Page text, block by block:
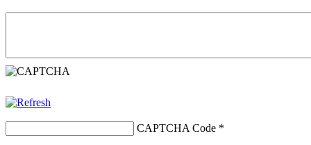
CAPTCHA Code *